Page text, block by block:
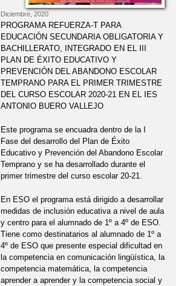
Diciembre, 2020
PROGRAMA REFUERZA-T PARA
EDUCACIÓN SECUNDARIA OBLIGATORIA Y
BACHILLERATO, INTEGRADO EN EL III
PLAN DE ÉXITO EDUCATIVO Y
PREVENCIÓN DEL ABANDONO ESCOLAR
TEMPRANO PARA EL PRIMER TRIMESTRE
DEL CURSO ESCOLAR 2020-21 EN EL IES
ANTONIO BUERO VALLEJO
Este programa se encuadra dentro de la I
Fase del desarrollo del Plan de Éxito
Educativo y Prevención del Abandono Escolar
Temprano y se ha desarrollado durante el
primer trimestre del curso escolar 20-21.
En ESO el programa está dirigido a desarrollar
medidas de inclusión educativa a nivel de aula
y centro para el alumnado de 1º a 4º de ESO.
Tiene como destinatarios al alumnado de 1º a
4º de ESO que presente especial dificultad en
la competencia en comunicación lingüística, la
competencia matemática, la competencia
aprender a aprender y la competencia social y